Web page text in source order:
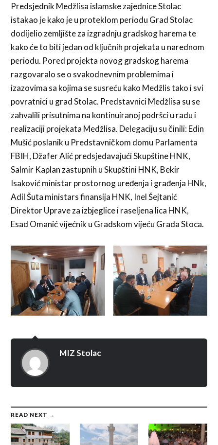
Predsjednik Medžlisa islamske zajednice Stolac
istakao je kako je u proteklom periodu Grad Stolac
dodijelio zemljište za izgradnju gradskog harema te
kako će to biti jedan od ključnih projekata u narednom
periodu. Pored projekta novog gradskog harema
razgovaralo se o svakodnevnim problemima i
izazovima sa kojima se susreću kako Medžlis tako i svi
povratnici u grad Stolac. Predstavnici Medžlisa su se
zahvalili prisutnima na kontinuiranoj podršci u radu i
realizaciji projekata Medžlisa. Delegaciju su činili: Edin
Mušić poslanik u Predstavničkom domu Parlamenta
FBIH, Džafer Alić predsjedavajući Skupštine HNK,
Salmir Kaplan zastupnih u Skupštini HNK, Bekir
Isaković ministar prostornog uređenja i građenja HNk,
Adil Šuta ministars finansija HNK, Inel Šejtanić
Direktor Uprave za izbjeglice i raseljena lica HNK,
Esad Omanić vijećnik u Gradskom vijeću Grada Stoca.
MIZ Stolac
READ NEXT →